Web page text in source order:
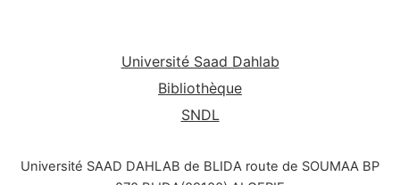
Université Saad Dahlab
Bibliothèque
SNDL
Université SAAD DAHLAB de BLIDA route de SOUMAA BP